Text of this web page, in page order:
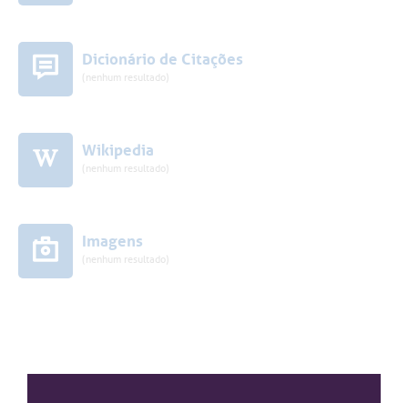
Dicionário de Citações
(nenhum resultado)
Wikipedia
(nenhum resultado)
Imagens
(nenhum resultado)